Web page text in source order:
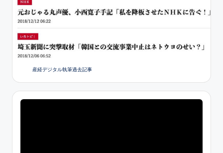
産経デジタル執筆過去記事